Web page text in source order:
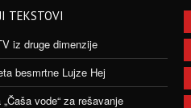
TEKSTOVI
iz druge dimenzije
besmrtne Lujze Hej
„Čaša vode“ za rešavanje